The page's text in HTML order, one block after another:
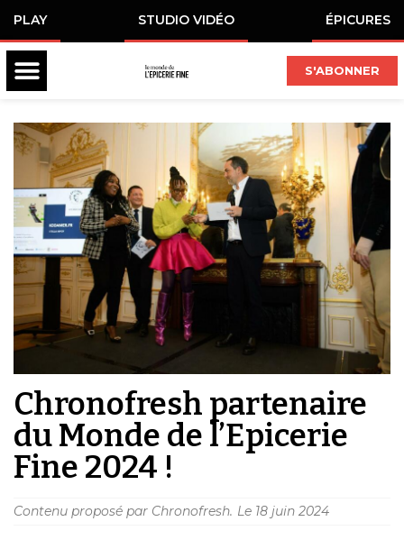
PLAY STUDIO VIDÉO ÉPICURES
S'ABONNER
Chronofresh partenaire
du Monde de l’Epicerie
Fine 2024 !
Contenu proposé par Chronofresh. Le 18 juin 2024